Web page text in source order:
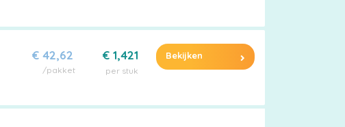
€ 42,62
/pakket
€ 1,421
per stuk
Bekijken